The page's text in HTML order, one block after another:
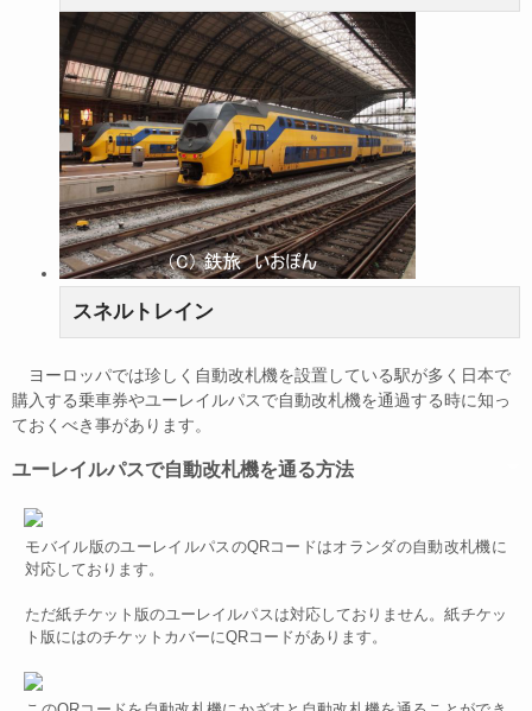
スネルトレイン
ヨーロッパでは珍しく自動改札機を設置している駅が多く日本で
購入する乗車券やユーレイルパスで自動改札機を通過する時に知っ
ておくべき事があります。
ユーレイルパスで自動改札機を通る方法
モバイル版のユーレイルパスのQRコードはオランダの自動改札機に
対応しております。
ただ紙チケット版のユーレイルパスは対応しておりません。紙チケッ
ト版にはのチケットカバーにQRコードがあります。